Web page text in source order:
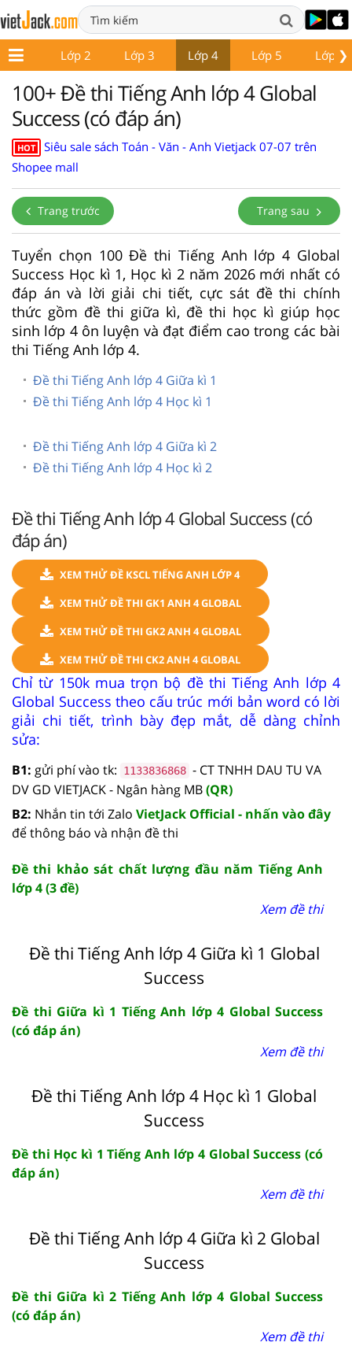
❯
1 Lớp 2 Lớp 3 Lớp 4 Lớp 5 Lớp 6
100+ Đề thi Tiếng Anh lớp 4 Global
Success (có đáp án)
HOT
Siêu sale sách Toán - Văn - Anh Vietjack 07-07 trên
Shopee mall
Trang trước Trang sau
Tuyển chọn 100 Đề thi Tiếng Anh lớp 4 Global
Success Học kì 1, Học kì 2 năm 2026 mới nhất có
đáp án và lời giải chi tiết, cực sát đề thi chính
thức gồm đề thi giữa kì, đề thi học kì giúp học
sinh lớp 4 ôn luyện và đạt điểm cao trong các bài
thi Tiếng Anh lớp 4.
Đề thi Tiếng Anh lớp 4 Giữa kì 1
Đề thi Tiếng Anh lớp 4 Học kì 1
Đề thi Tiếng Anh lớp 4 Giữa kì 2
Đề thi Tiếng Anh lớp 4 Học kì 2
Đề thi Tiếng Anh lớp 4 Global Success (có
đáp án)
XEM THỬ ĐỀ KSCL TIẾNG ANH LỚP 4
XEM THỬ ĐỀ THI GK1 ANH 4 GLOBAL
XEM THỬ ĐỀ THI GK2 ANH 4 GLOBAL
XEM THỬ ĐỀ THI CK2 ANH 4 GLOBAL
Chỉ từ 150k mua trọn bộ đề thi Tiếng Anh lớp 4
Global Success theo cấu trúc mới bản word có lời
giải chi tiết, trình bày đẹp mắt, dễ dàng chỉnh
sửa:
B1: gửi phí vào tk: 1133836868 - CT TNHH DAU TU VA
DV GD VIETJACK - Ngân hàng MB(QR)
B2: Nhắn tin tới Zalo VietJack Official - nhấn vào đây
để thông báo và nhận đề thi
Đề thi khảo sát chất lượng đầu năm Tiếng Anh
lớp 4 (3 đề)
Xem đề thi
Đề thi Tiếng Anh lớp 4 Giữa kì 1 Global
Success
Đề thi Giữa kì 1 Tiếng Anh lớp 4 Global Success
(có đáp án)
Xem đề thi
Đề thi Tiếng Anh lớp 4 Học kì 1 Global
Success
Đề thi Học kì 1 Tiếng Anh lớp 4 Global Success (có
đáp án)
Xem đề thi
Đề thi Tiếng Anh lớp 4 Giữa kì 2 Global
Success
Đề thi Giữa kì 2 Tiếng Anh lớp 4 Global Success
(có đáp án)
Xem đề thi